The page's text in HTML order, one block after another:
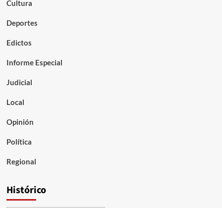
Cultura
Deportes
Edictos
Informe Especial
Judicial
Local
Opinión
Política
Regional
Histórico